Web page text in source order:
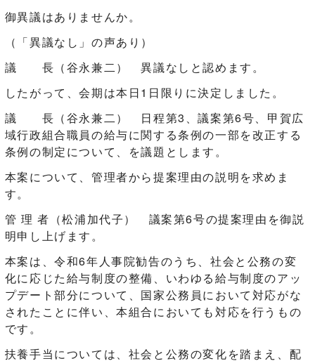
御異議はありませんか。
（「異議なし」の声あり）
議 長（谷永兼二） 異議なしと認めます。
したがって、会期は本日1日限りに決定しました。
議 長（谷永兼二） 日程第3、議案第6号、甲賀広
域行政組合職員の給与に関する条例の一部を改正する
条例の制定について、を議題とします。
本案について、管理者から提案理由の説明を求めま
す。
管 理 者（松浦加代子） 議案第6号の提案理由を御説
明申し上げます。
本案は、令和6年人事院勧告のうち、社会と公務の変
化に応じた給与制度の整備、いわゆる給与制度のアッ
プデート部分について、国家公務員において対応がな
されたことに伴い、本組合においても対応を行うもの
です。
扶養手当については、社会と公務の変化を踏まえ、配